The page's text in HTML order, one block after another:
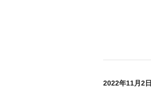
2022年11月2日